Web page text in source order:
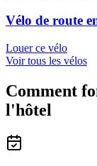
Vélo de route
Louer ce vélo
Voir tous les vélos
Comment
l'hôtel